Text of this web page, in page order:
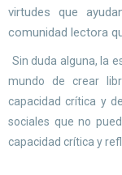
virtudes que
comunidad lectora
Sin duda alguna, la
mundo de crear
capacidad crítica y
sociales que no
capacidad crítica y